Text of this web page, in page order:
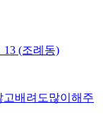
(조례동)
배려도많이해주